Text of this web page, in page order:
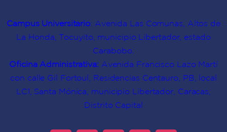
Campus Universitario: Avenida Las Comunas, Altos de
La Honda, Tocuyito, municipio Libertador, estado
Carabobo.
Oficina Administrativa: Avenida Francisco Lazo Martí
con calle Gil Fortoul, Residencias Centauro, PB, local
LC1, Santa Mónica, municipio Libertador, Caracas,
Distrito Capital